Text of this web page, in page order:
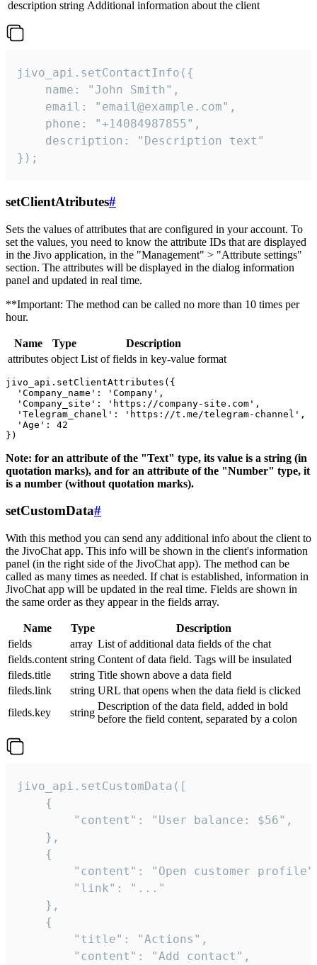
description string Additional information about the client
jivo_api.setContactInfo({
    name: "John Smith",
    email: "email@example.com",
    phone: "+14084987855",
    description: "Description text"
});
setClientAtributes#
Sets the values ​​of attributes that are configured in your account. To
set the values, you need to know the attribute IDs that are displayed
in the Jivo application, in the "Management" > "Attribute settings"
section. The attributes will be displayed in the dialog information
panel and updated in real time.
**Important: The method can be called no more than 10 times per
hour.
Name Type
Description
attributes object List of fields in key-value format
jivo_api.setClientAttributes({
  'Company_name': 'Company',
  'Company_site': 'https://company-site.com',
  'Telegram_chanel': 'https://t.me/telegram-channel',
  'Age': 42
Note: for an attribute of the "Text" type, its value is a string (in
quotation marks), and for an attribute of the "Number" type, it
is a number (without quotation marks).
setCustomData#
With this method you can send any additional info about the client to
the JivoChat app. This info will be shown in the client's information
panel (in the right side of the JivoChat app). The method can be
called as many times as needed. If chat is established, information in
JivoChat app will be updated in the real time. Fields are shown in
the same order as they appear in the fields array.
Name Type
Description
fields
array List of additional data fields of the chat
fields.content string Content of data field. Tags will be insulated
fileds.title
string Title shown above a data field
fileds.link
string URL that opens when the data field is clicked
fileds.key
string
Description of the data field, added in bold
before the field content, separated by a colon
jivo_api.setCustomData([
    {
        "content": "User balance: $56",
    },
    {
"content": "Open customer
        "link": "..."
    },
    {
        "title": "Actions",
        "content": "Add contact",